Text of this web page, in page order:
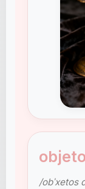
/obˈxetos